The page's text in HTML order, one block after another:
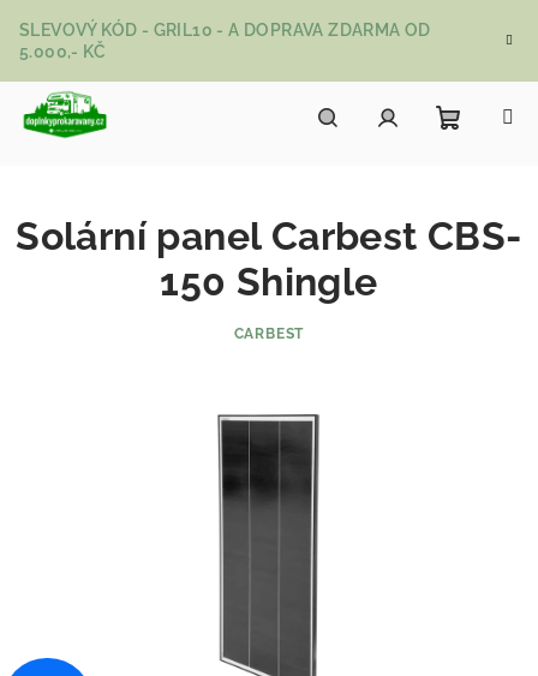
SLEVOVÝ KÓD - GRIL10 - A DOPRAVA ZDARMA OD
5.000,- KČ
Solární panel Carbest CBS-
150 Shingle
CARBEST